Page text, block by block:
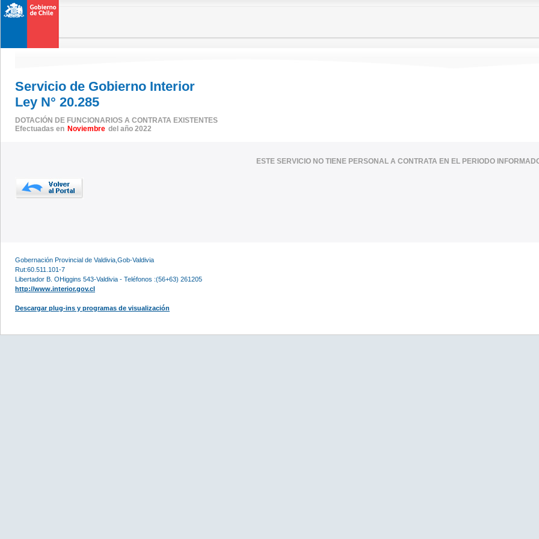
Servicio de Gobierno Interior
Ley N° 20.285
DOTACIÓN DE FUNCIONARIOS A CONTRATA EXISTENTES
Efectuadas en Noviembre del año 2022
ESTE SERVICIO NO TIENE PERSONAL A CONTRATA EN EL PERIODO
Gobernación Provincial de Valdivia,Gob-Valdivia
Rut:60.511.101-7
Libertador B. OHiggins 543-Valdivia - Teléfonos :(56+63) 261205
http://www.interior.gov.cl
Descargar plug-ins y programas de visualización